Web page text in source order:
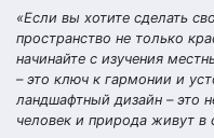
«Если вы хотите сделать
пространство не только
начинайте с изучения
– это ключ к гармонии и
ландшафтный дизайн – это
человек и природа живут в